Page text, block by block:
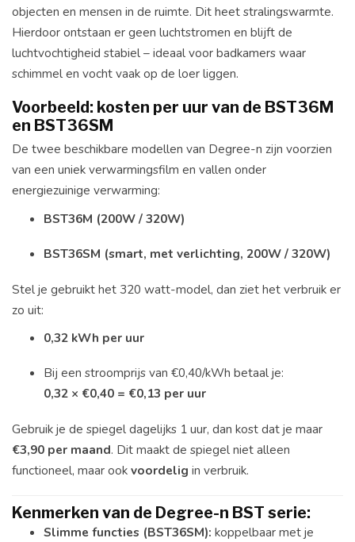
objecten en mensen in de ruimte. Dit heet stralingswarmte.
Hierdoor ontstaan er geen luchtstromen en blijft de
luchtvochtigheid stabiel – ideaal voor badkamers waar
schimmel en vocht vaak op de loer liggen.
Voorbeeld: kosten per uur van de BST36M
en BST36SM
De twee beschikbare modellen van Degree-n zijn voorzien
van een uniek verwarmingsfilm en vallen onder
energiezuinige verwarming:
BST36M (200W / 320W)
BST36SM (smart, met verlichting, 200W / 320W)
Stel je gebruikt het 320 watt-model, dan ziet het verbruik er
zo uit:
0,32 kWh per uur
Bij een stroomprijs van €0,40/kWh betaal je:
0,32 × €0,40 = €0,13 per uur
Gebruik je de spiegel dagelijks 1 uur, dan kost dat je maar
€3,90 per maand. Dit maakt de spiegel niet alleen
functioneel, maar ookvoordelig in verbruik.
Kenmerken van de Degree-n BST serie:
Slimme functies (BST36SM): koppelbaar met je